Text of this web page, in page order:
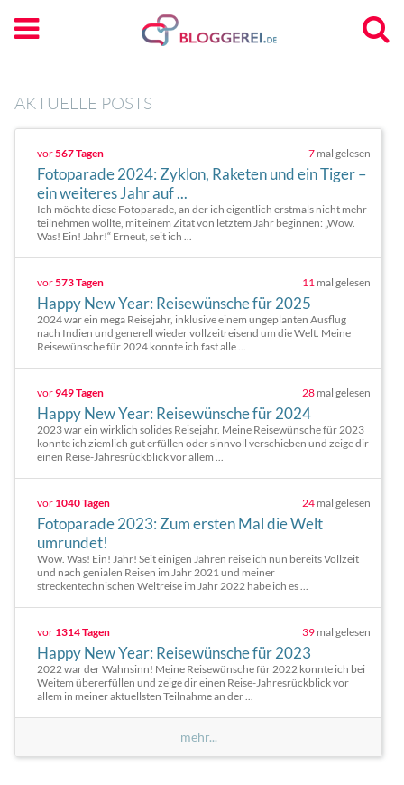
AKTUELLE POSTS
vor567 Tagen 7 mal gelesen
Fotoparade 2024: Zyklon, Raketen und ein Tiger –
ein weiteres Jahr auf ...
Ich möchte diese Fotoparade, an der ich eigentlich erstmals nicht mehr
teilnehmen wollte, mit einem Zitat von letztem Jahr beginnen: „Wow.
Was! Ein! Jahr!“ Erneut, seit ich ...
vor573 Tagen 11 mal gelesen
Happy New Year: Reisewünsche für 2025
2024 war ein mega Reisejahr, inklusive einem ungeplanten Ausflug
nach Indien und generell wieder vollzeitreisend um die Welt. Meine
Reisewünsche für 2024 konnte ich fast alle ...
vor949 Tagen 28 mal gelesen
Happy New Year: Reisewünsche für 2024
2023 war ein wirklich solides Reisejahr. Meine Reisewünsche für 2023
konnte ich ziemlich gut erfüllen oder sinnvoll verschieben und zeige dir
einen Reise-Jahresrückblick vor allem ...
vor 1040 Tagen 24 mal gelesen
Fotoparade 2023: Zum ersten Mal die Welt
umrundet!
Wow. Was! Ein! Jahr! Seit einigen Jahren reise ich nun bereits Vollzeit
und nach genialen Reisen im Jahr 2021 und meiner
streckentechnischen Weltreise im Jahr 2022 habe ich es ...
vor 1314 Tagen 39 mal gelesen
Happy New Year: Reisewünsche für 2023
2022 war der Wahnsinn! Meine Reisewünsche für 2022 konnte ich bei
Weitem übererfüllen und zeige dir einen Reise-Jahresrückblick vor
allem in meiner aktuellsten Teilnahme an der ...
mehr...